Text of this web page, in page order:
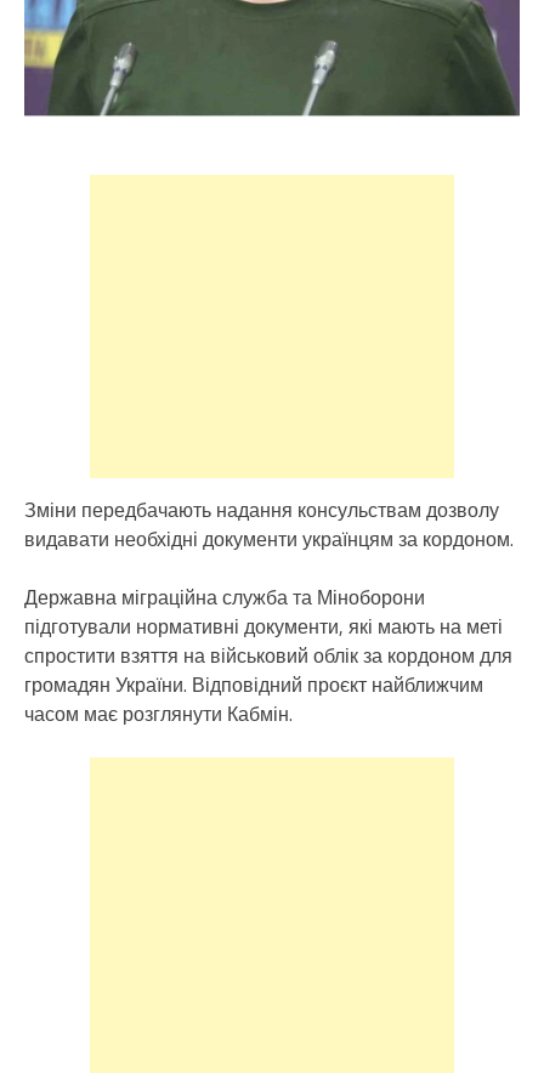
Зміни передбачають надання консульствам дозволу
видавати необхідні документи українцям за кордоном.
Державна міграційна служба та Міноборони
підготували нормативні документи, які мають на меті
спростити взяття на військовий облік за кордоном для
громадян України. Відповідний проєкт найближчим
часом має розглянути Кабмін.